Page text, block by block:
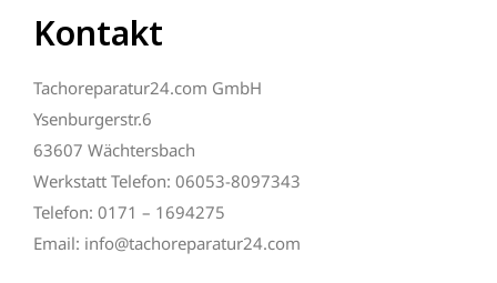
Kontakt
Tachoreparatur24.com GmbH
Ysenburgerstr.6
63607 Wächtersbach
Werkstatt Telefon: 06053-8097343
Telefon: 0171 – 1694275
Email: info@tachoreparatur24.com